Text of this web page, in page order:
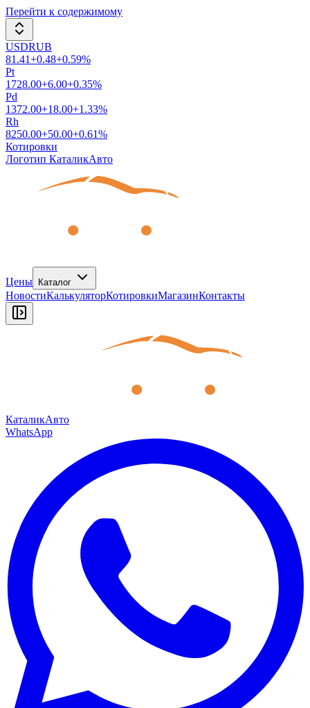
Перейти к содержимому
USDRUB
81.41+0.48+0.59%
Pt
1728.00+6.00+0.35%
Pd
1372.00+18.00+1.33%
Rh
8250.00+50.00+0.61%
Котировки
Логотип КаталикАвто
Цены Каталог
НовостиКалькуляторКотировкиМагазинКонтакты
КаталикАвто
WhatsApp